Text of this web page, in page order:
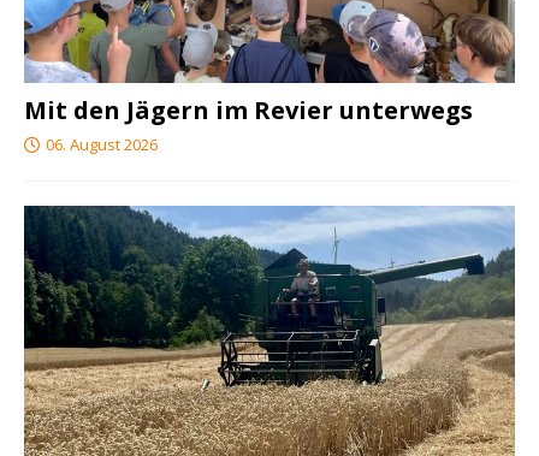
Mit den Jägern im Revier unterwegs
06. August 2026